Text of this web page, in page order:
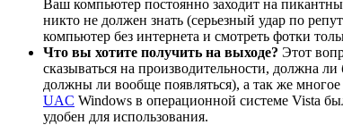
Ваш компьютер постоянно заходит на
никто не должен знать (серьезный удар по
компьютер без интернета и смотреть фотки
Что вы хотите получить на выходе? Этот
сказываться на производительности, должна
должны ли вообще появляться), а так же
UAC Windows в операционной системе Vista
удобен для использования.